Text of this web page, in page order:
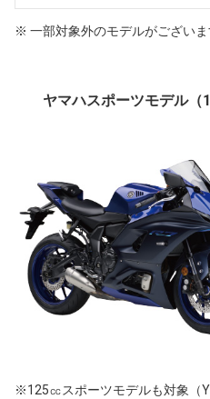
※ 一部対象外のモデルがございま
ヤマハスポーツモデル（
※125㏄スポーツモデルも対象（